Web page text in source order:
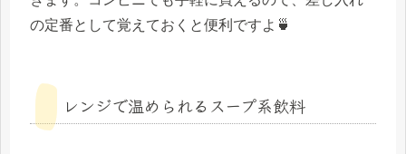
の定番として覚えておくと便利ですよ🍵
レンジで温められるスープ系飲料